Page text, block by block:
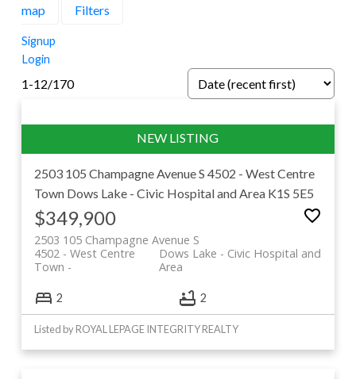
优越中心位置：
渥太华市中心仅数分钟车程，并享有完善的公共交
通、自行车道与便捷步行路线。
探索 The Glebe、Dow's
Lake 与 Ottawa East 在售房
源
浏览下方 The Glebe、Dow's Lake 及 Ottawa East 当前
所有在售房产。本列表数据直接实时同步自 MLS® 系
统，确保您在房源一经上市时，第一时间掌握最新且最
受欢迎的优质物业信息。
map Filters
Signup
Login
1-12/170
2503 105 Champagne Avenue S 4502 - West Centre
Town Dows Lake - Civic Hospital and Area K1S 5E5
$349,900
2503 105 Champagne Avenue S
Dows Lake - Civic Hospital and
Area
4502 - West Centre
Town
2 2
Listed by ROYAL LEPAGE INTEGRITY REALTY